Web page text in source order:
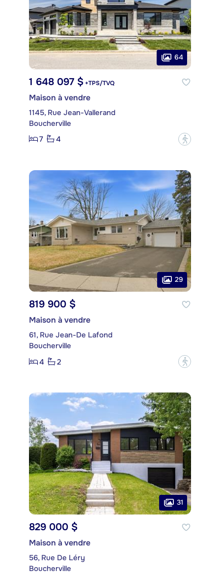
64
1 648 097 $ +TPS/TVQ
Maison à vendre
1145, Rue Jean-Vallerand
Boucherville
7
4 ?
29
819 900 $
Maison à vendre
61, Rue Jean-De Lafond
Boucherville
4
2 ?
31
829 000 $
Maison à vendre
56, Rue De Léry
Boucherville